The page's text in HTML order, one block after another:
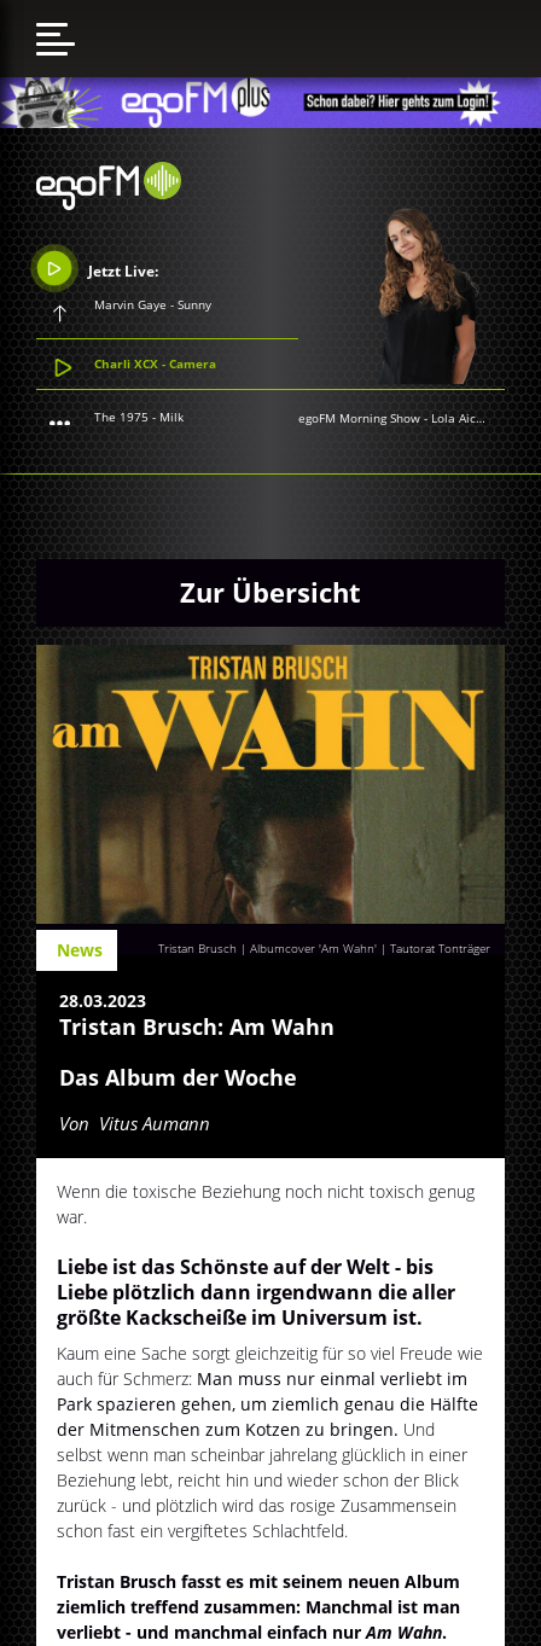
Jetzt Live:
Marvin Gaye - Sunny
Charli XCX - Camera
The 1975 - Milk egoFM Morning Show - Lola Aichner
Zur Übersicht
Tristan Brusch | Albumcover 'Am Wahn' | Tautorat Tonträger
News
28.03.2023
Tristan Brusch: Am Wahn
Das Album der Woche
Von Vitus Aumann
Wenn die toxische Beziehung noch nicht toxisch genug
war.
Liebe ist das Schönste auf der Welt - bis
Liebe plötzlich dann irgendwann die aller
größte Kackscheiße im Universum ist.
Kaum eine Sache sorgt gleichzeitig für so viel Freude wie
auch für Schmerz: Man muss nur einmal verliebt im
Park spazieren gehen, um ziemlich genau die Hälfte
der Mitmenschen zum Kotzen zu bringen. Und
selbst wenn man scheinbar jahrelang glücklich in einer
Beziehung lebt, reicht hin und wieder schon der Blick
zurück - und plötzlich wird das rosige Zusammensein
schon fast ein vergiftetes Schlachtfeld.
Tristan Brusch fasst es mit seinem neuen Album
ziemlich treffend zusammen: Manchmal ist man
verliebt - und manchmal einfach nurAm Wahn.